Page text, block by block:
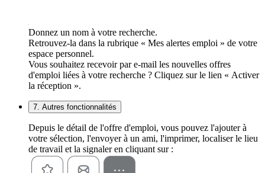
Donnez un nom à votre recherche.
Retrouvez-la dans la rubrique « Mes alertes emploi » de votre
espace personnel.
Vous souhaitez recevoir par e-mail les nouvelles offres
d'emploi liées à votre recherche ? Cliquez sur le lien « Activer
la réception ».
7. Autres fonctionnalités
Depuis le détail de l'offre d'emploi, vous pouvez l'ajouter à
votre sélection, l'envoyer à un ami, l'imprimer, localiser le lieu
de travail et la signaler en cliquant sur :